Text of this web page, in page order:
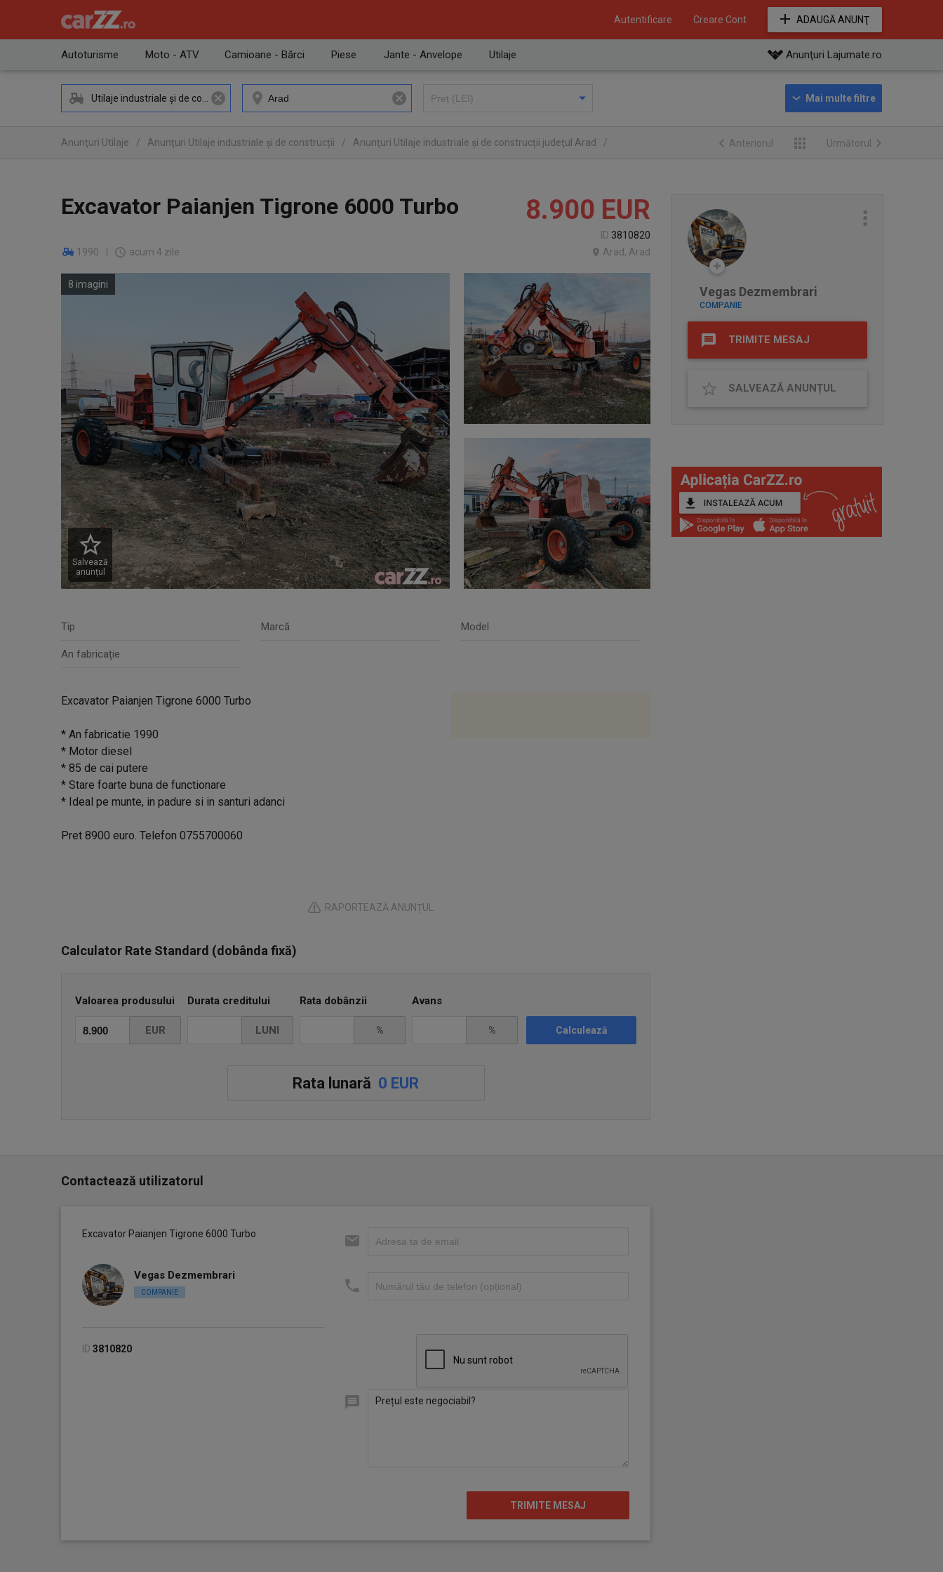
Autentificare Creare Cont ADAUGĂ ANUNŢ
Autoturisme Moto - ATV Camioane - Bărci Piese Jante - Anvelope Utilaje Anunţuri Lajumate.ro
Anunţuri Utilaje / Anunţuri Utilaje industriale și de construcții / Anunţuri Utilaje industriale și de construcții judeţul Arad / Anteriorul Următorul
Vegas Dezmembrari
COMPANIE
TRIMITE MESAJ
SALVEAZĂ ANUNȚUL
Excavator Paianjen Tigrone 6000 Turbo 8.900 EUR
ID 3810820
1990
acum 4 zile Arad, Arad
Salvează
anunțul
8 imagini
Tip Marcă Model
An fabricație
Excavator Paianjen Tigrone 6000 Turbo
* An fabricatie 1990
* Motor diesel
* 85 de cai putere
* Stare foarte buna de functionare
* Ideal pe munte, in padure si in santuri adanci
Pret 8900 euro. Telefon 0755700060
RAPORTEAZĂ ANUNȚUL
Calculator Rate Standard (dobânda fixă)
Valoarea produsului
EUR
Durata creditului
LUNI
Rata dobânzii
%
Avans
% Calculează
Rata lunară 0 EUR
Contactează utilizatorul
Excavator Paianjen Tigrone 6000 Turbo
Vegas Dezmembrari
COMPANIE
ID 3810820